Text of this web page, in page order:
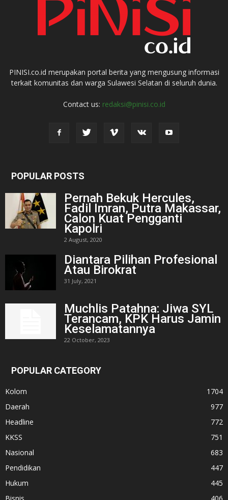
PINISI.co.id merupakan portal berita yang mengusung informasi
terkait komunitas dan warga Sulawesi Selatan di seluruh dunia.
Contact us: redaksi@pinisi.co.id
POPULAR POSTS
Pernah Bekuk Hercules,
Fadil Imran, Putra Makassar,
Calon Kuat Pengganti
Kapolri
2 August, 2020
Diantara Pilihan Profesional
Atau Birokrat
31 July, 2021
Muchlis Patahna: Jiwa SYL
Terancam, KPK Harus Jamin
Keselamatannya
22 October, 2023
POPULAR CATEGORY
Kolom
1704
Daerah
977
Headline
772
KKSS
751
Nasional
683
Pendidikan
447
Hukum
445
Bisnis
406